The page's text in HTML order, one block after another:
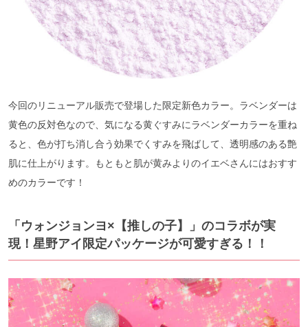
今回のリニューアル販売で登場した限定新色カラー。ラベンダーは
黄色の反対色なので、気になる黄ぐすみにラベンダーカラーを重ね
ると、色が打ち消し合う効果でくすみを飛ばして、透明感のある艶
肌に仕上がります。もともと肌が黄みよりのイエベさんにはおすす
めのカラーです！
「ウォンジョンヨ×【推しの子】」のコラボが実
現！星野アイ限定パッケージが可愛すぎる！！